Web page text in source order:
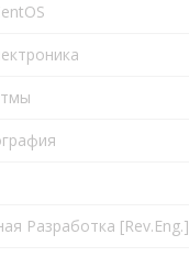
Разработка [Rev.Eng.]